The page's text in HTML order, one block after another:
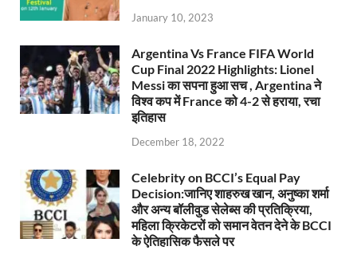
January 10, 2023
Argentina Vs France FIFA World
Cup Final 2022 Highlights: Lionel
Messi का सपना हुआ सच , Argentina ने
विश्व कप में France को 4-2 से हराया, रचा
इतिहास
December 18, 2022
Celebrity on BCCI’s Equal Pay
Decision:जानिए शाहरुख खान, अनुष्का शर्मा
और अन्य बॉलीवुड सेलेब्स की प्रतिक्रिया,
महिला क्रिकेटरों को समान वेतन देने के BCCI
के ऐतिहासिक फैसले पर